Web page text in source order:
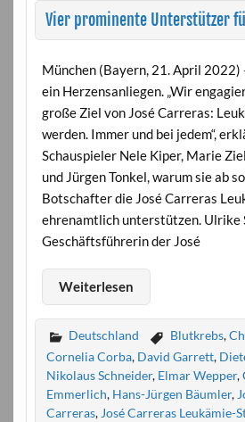
Vier prominente Unterstützer
München (Bayern, 21. April 2022)
ein Herzensanliegen. „Wir
große Ziel von José Carreras:
werden. Immer und bei jedem“,
Schauspieler Nele Kiper, Marie
und Jürgen Tonkel, warum sie ab
Botschafter die José Carreras
ehrenamtlich unterstützen. Ulrike
Geschäftsführerin der José
Weiterlesen
Deutschland Blutkrebs,
Cornelia Corba, David Garrett,
Nikolaus Schneider, Elmar Wepper,
Emmerlich, Hans-Jürgen Bäumler,
Carreras, José Carreras Leukämie-